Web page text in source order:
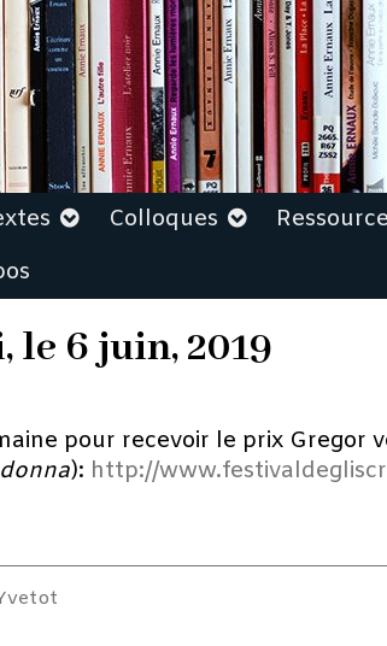
Colloques
le 6 juin, 2019
pour recevoir le prix
): http://